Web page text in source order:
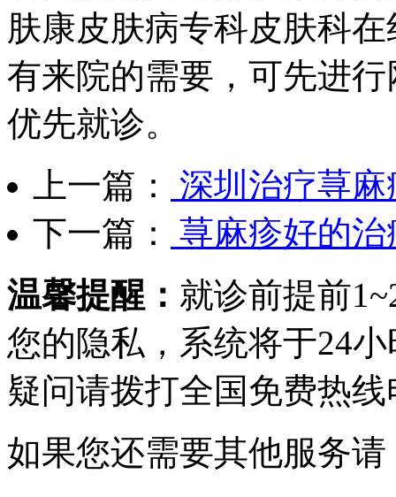
肤康皮肤病专科皮肤科
有来院的需要，可先进
优先就诊。
上一篇：
深圳治疗荨
下一篇：
荨麻疹好的
温馨提醒： 就诊前提前
您的隐私，系统将于24
疑问请拨打全国免费热线
如果您还需要其他服务